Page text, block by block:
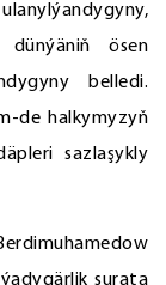
ösen
belledi.
de halkymyzyň
sazlaşykly
surata